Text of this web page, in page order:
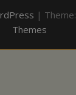
|
Themes